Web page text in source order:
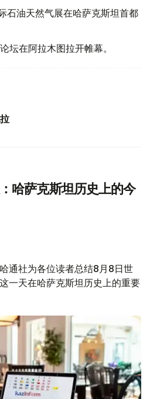
石油天然气展在哈萨克斯坦首都
坛在阿拉木图拉开帷幕。
哈萨克斯坦历史上的今
通社为各位读者总结8月8日世
一天在哈萨克斯坦历史上的重要